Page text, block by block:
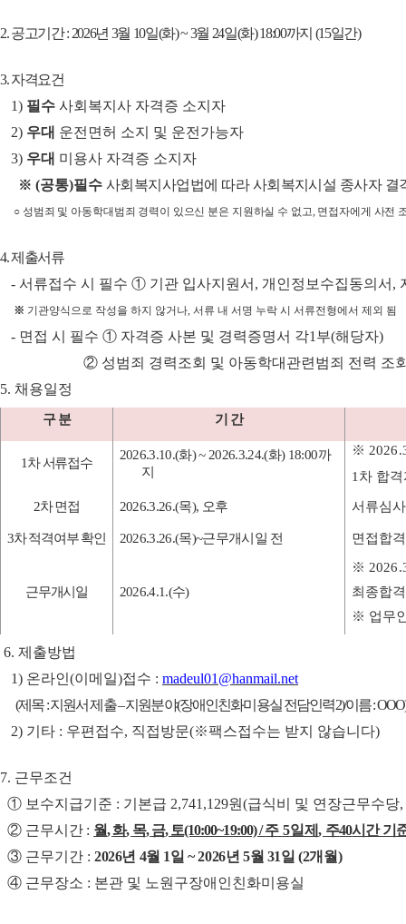
2.공고기간: 2026년 3월 10일(화) ~ 3월 24일(화) 18:00까지 (15일간)
3.자격요건
1) 필수 사회복지사 자격증 소지자
2) 우대 운전면허 소지 및 운전가능자
3) 우대 미용사 자격증 소지자
※ (공통)필수 사회복지사업법에 따라 사회복지시설 종사자 결
○ 성범죄 및 아동학대범죄 경력이 있으신 분은 지원하실 수 없고, 면접자에게 사전
4.제출서류
- 서류접수 시 필수 ① 기관 입사지원서 , 개인정보수집동의서 ,
※ 기관양식으로 작성을 하지 않거나, 서류 내 서명 누락 시 서류전형에서 제외 됨
- 면접 시 필수 ① 자격증 사본 및 경력증명서 각1부(해당자)
② 성범죄 경력조회 및 아동학대관련범죄 전력 조
5. 채용일정
구 분 기 간
1차 서류접수
2026.3.10.(화) ~ 2026.3.24.(화) 18:00까
지
※
1차 합
2차 면접 2026.3.26.(목), 오후 서류심
3차 적격여부 확인 2026.3.26.(목)~근무개시일 전 면접합
근무개시일 2026.4.1.(수)
※
최종합
※ 업무
6. 제출방법
1) 온라인(이메일)접수 : madeul01@hanmail.net
(제목:지원서 제출–지원분야(장애인친화미용실 전담인력2)/이름:
2) 기타 : 우편접수, 직접방문(※팩스접수는 받지 않습니다)
7. 근무조건
① 보수지급기준 : 기본급 2,741,129원(급식비 및 연장근무수당,
② 근무시간 : 월,화, 목,금,토(10:00~19:00) /주 5일제, 주40시간 기
③ 근무기간 : 2026년 4월 1일~ 2026년5월 31일(2개월)
④ 근무장소 : 본관 및 노원구장애인친화미용실